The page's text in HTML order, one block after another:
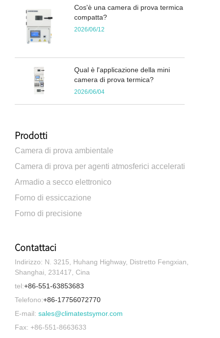
Cos'è una camera di prova termica
compatta?
2026/06/12
Qual è l'applicazione della mini
camera di prova termica?
2026/06/04
Prodotti
Camera di prova ambientale
Camera di prova per agenti atmosferici accelerati
Armadio a secco elettronico
Forno di essiccazione
Forno di precisione
Contattaci
Indirizzo: N. 3215, Huhang Highway, Distretto Fengxian,
Shanghai, 231417, Cina
tel:+86-551-63853683
Telefono:+86-17756072770
E-mail: sales@climatestsymor.com
Fax: +86-551-8663633